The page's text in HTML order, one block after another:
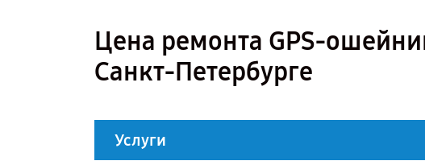
Цена ремонта GPS-
Санкт-Петербурге
Услуги